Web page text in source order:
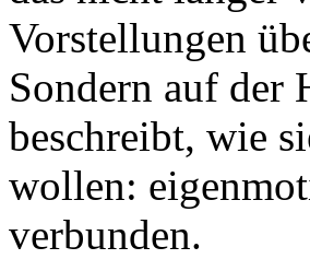
Vorstellungen
Sondern auf der
beschreibt, wie
wollen:
verbunden.